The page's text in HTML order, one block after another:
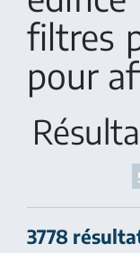
filtres
pour
3778